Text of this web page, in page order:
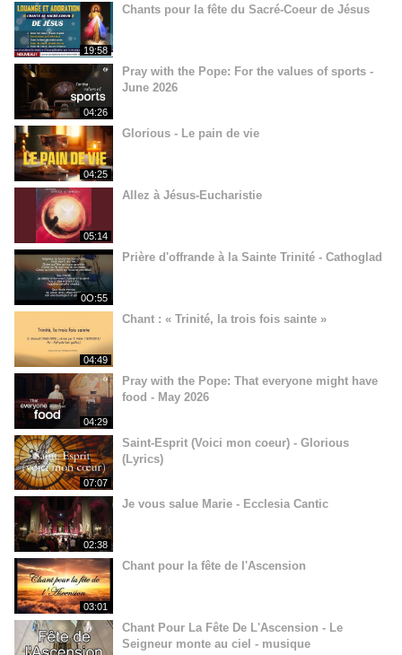
19:58
Chants pour la fête du Sacré-Coeur de Jésus
04:26
Pray with the Pope: For the values of sports -
June 2026
04:25
Glorious - Le pain de vie
05:14
Allez à Jésus-Eucharistie
0O:55
Prière d'offrande à la Sainte Trinité - Cathoglad
04:49
Chant : « Trinité, la trois fois sainte »
04:29
Pray with the Pope: That everyone might have
food - May 2026
07:07
Saint-Esprit (Voici mon coeur) - Glorious
(Lyrics)
02:38
Je vous salue Marie - Ecclesia Cantic
03:01
Chant pour la fête de l'Ascension
Chant Pour La Fête De L'Ascension - Le
Seigneur monte au ciel - musique